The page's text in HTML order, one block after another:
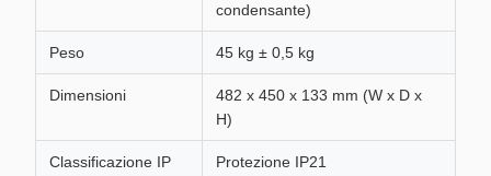
condensante)
Peso 45 kg ± 0,5 kg
Dimensioni
482 x 450 x 133 mm (W x D x
H)
Classificazione IP Protezione IP21